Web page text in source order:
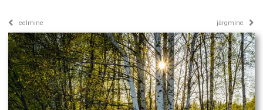
eelmine järgmine